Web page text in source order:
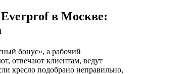
Everprof в Москве:
бонус», а рабочий
отвечают клиентам, ведут
кресло подобрано неправильно,